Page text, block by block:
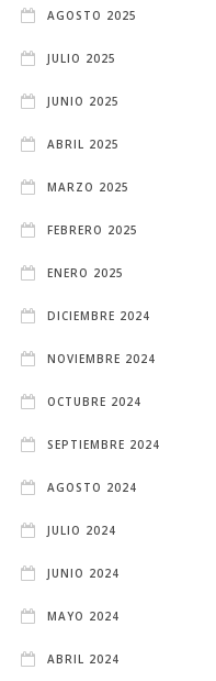
AGOSTO 2025
JULIO 2025
JUNIO 2025
ABRIL 2025
MARZO 2025
FEBRERO 2025
ENERO 2025
DICIEMBRE 2024
NOVIEMBRE 2024
OCTUBRE 2024
SEPTIEMBRE 2024
AGOSTO 2024
JULIO 2024
JUNIO 2024
MAYO 2024
ABRIL 2024